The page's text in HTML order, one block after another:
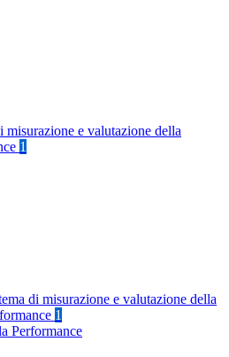
misurazione e valutazione della
1
di misurazione e valutazione della
1
Performance